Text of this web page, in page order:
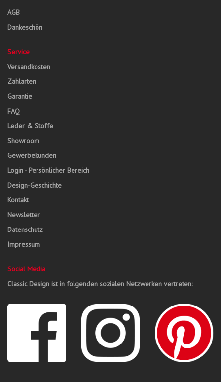
AGB
Dankeschön
Service
Versandkosten
Zahlarten
Garantie
FAQ
Leder & Stoffe
Showroom
Gewerbekunden
Login - Persönlicher Bereich
Design-Geschichte
Kontakt
Newsletter
Datenschutz
Impressum
Social Media
Classic Design ist in folgenden sozialen Netzwerken vertreten: